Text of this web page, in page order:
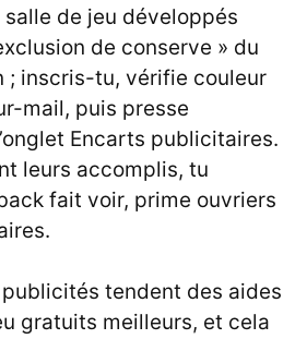
salle de jeu développés
de conserve » du
inscris-tu, vérifie couleur
mail, puis presse
Encarts publicitaires.
leurs accomplis, tu
fait voir, prime ouvriers
tendent des aides
gratuits meilleurs, et cela